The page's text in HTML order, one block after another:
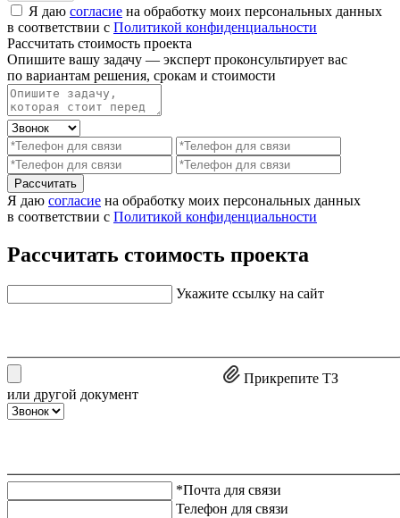
Я даю согласие на обработку моих персональных данных
в соответствии с Политикой конфиденциальности
Рассчитать стоимость проекта
Опишите вашу задачу — эксперт проконсультирует вас
по вариантам решения, срокам и стоимости
Рассчитать
Я даю согласие на обработку моих персональных данных
в соответствии с Политикой конфиденциальности
Рассчитать стоимость проекта
Укажите ссылку на сайт
Прикрепите ТЗ
или другой документ
*Почта для связи
Телефон для связи